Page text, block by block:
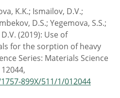
K.K.; Ismailov, D.V.;
D.S.; Yegemova, S.S.;
(2019): Use of
for the sorption of heavy
Series: Materials Science
899X/511/1/012044